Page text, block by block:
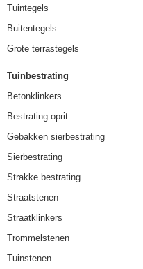
Tuintegels
Buitentegels
Grote terrastegels
Tuinbestrating
Betonklinkers
Bestrating oprit
Gebakken sierbestrating
Sierbestrating
Strakke bestrating
Straatstenen
Straatklinkers
Trommelstenen
Tuinstenen